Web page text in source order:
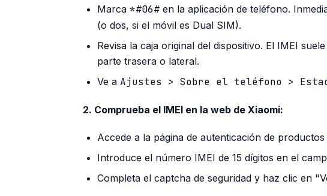
Marca *#06# en la aplicación de teléfono.
(o dos, si el móvil es Dual SIM).
Revisa la caja original del dispositivo. El IMEI
parte trasera o lateral.
Ve a Ajustes > Sobre el teléfono >
2. Comprueba el IMEI en la web de Xiaomi:
Accede a la página de autenticación de
Introduce el número IMEI de 15 dígitos en el
Completa el captcha de seguridad y haz clic en